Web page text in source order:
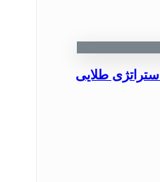
تکنیک PBN چیست؟ 5 استراتژی طلایی